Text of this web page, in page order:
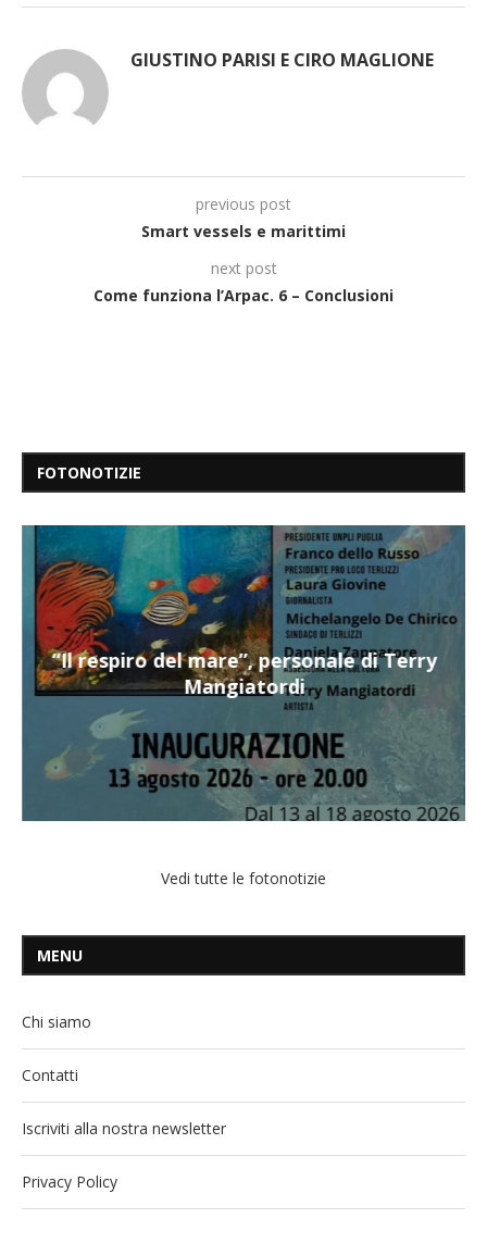
GIUSTINO PARISI E CIRO MAGLIONE
previous post
Smart vessels e marittimi
next post
Come funziona l’Arpac. 6 – Conclusioni
FOTONOTIZIE
“Il respiro del mare”, personale di Terry
Mangiatordi
Vedi tutte le fotonotizie
MENU
Chi siamo
Contatti
Iscriviti alla nostra newsletter
Privacy Policy